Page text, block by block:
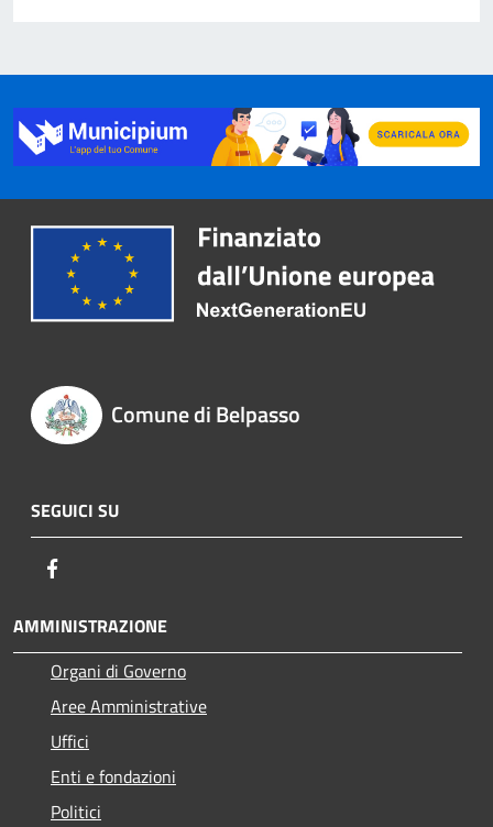
Comune di Belpasso
SEGUICI SU
AMMINISTRAZIONE
Organi di Governo
Aree Amministrative
Uffici
Enti e fondazioni
Politici